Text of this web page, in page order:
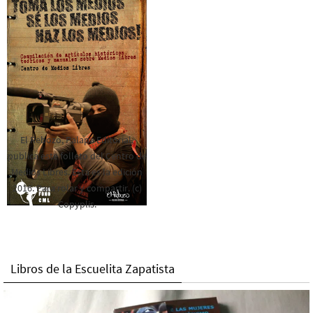
El Rebozo, Palapa Editorial,
publica este folleto del Centro de
Medios Libres. Esta es la edición
2016. Para rolar y compartir. (c)
Copyplis.
Libros de la Escuelita Zapatista